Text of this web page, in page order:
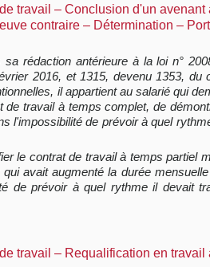
travail – Conclusion d'un
contraire – Détermination –
rédaction antérieure à la loi n°
2016, et 1315, devenu 1353,
il appartient au salarié qui
travail à temps complet, de
l'impossibilité de prévoir à quel
le contrat de travail à temps
avait augmenté la durée
de prévoir à quel rythme il devait
travail – Requalification en